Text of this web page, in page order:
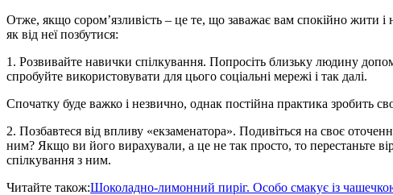
Отже, якщо сором’язливість – це те, що заважає вам спокійно жити
як від неї позбутися:
1. Розвивайте навички спілкування. Попросіть близьку людину
спробуйте використовувати для цього соціальні мережі і так далі.
Спочатку буде важко і незвично, однак постійна практика зробить
2. Позбавтеся від впливу «екзаменатора». Подивіться на своє
ним? Якщо ви його вирахували, а це не так просто, то перестаньте
спілкування з ним.
Читайте також:Шоколадно-лимонний пиріг. Особо смакує із